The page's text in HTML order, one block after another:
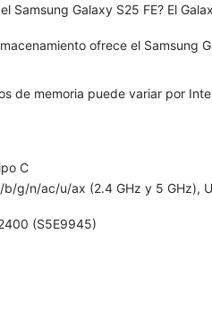
Samsung Galaxy S25 FE? El
ofrece el Samsung
de memoria puede variar por
C
b/g/n/ac/u/ax (2.4 GHz y 5 GHz),
(S5E9945)